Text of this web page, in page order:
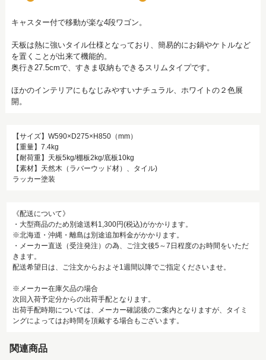
キャスター付で移動が楽な4段ワゴン。
天板は熱に強いタイル仕様となっており、簡易的にお鍋やケトルなど
を置くことが出来て機能的。
奥行き27.5cmで、すきま収納もできるスリムタイプです。
ほかのインテリアにもなじみやすいナチュラル、ホワイトの２色展
開。
【サイズ】W590×D275×H850（mm）
【重量】7.4kg
【耐荷重】天板5kg/棚板2kg/底板10kg
【素材】天然木（ラバーウッド材）、タイル)
ラッカー塗装
《配送について》
・大型商品のため別途送料1,300円(税込)がかかります。
※北海道・沖縄・離島は別途追加料金がかかります。
・メーカー直送（受注発注）の為、ご注文後5～7日程度のお時間をいただ
きます。
配送希望日は、ご注文からおよそ1週間以降でご指定くださいませ。
※メーカー在庫欠品の場合
次回入荷予定分からの出荷手配となります。
出荷手配時期については、メーカー確認後のご案内となりますが、タイミ
ングによってはお時間を頂戴する場合もございます。
関連商品